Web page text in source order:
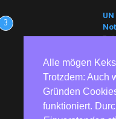
3
7.
Alle mögen
Trotzdem: Auch
Gründen
funktioniert.